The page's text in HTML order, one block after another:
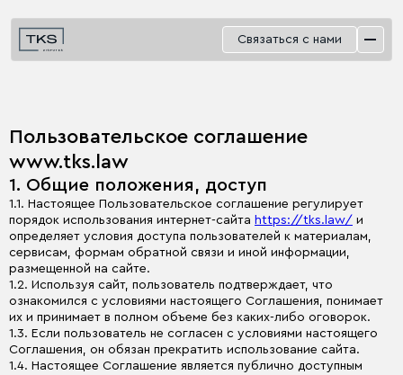
Связаться с нами
Пользовательское соглашение
www.tks.law
1. Общие положения, доступ
1.1. Настоящее Пользовательское соглашение регулирует
порядок использования интернет-сайта https://tks.law/ и
определяет условия доступа пользователей к материалам,
сервисам, формам обратной связи и иной информации,
размещенной на сайте.
1.2. Используя сайт, пользователь подтверждает, что
ознакомился с условиями настоящего Соглашения, понимает
их и принимает в полном объеме без каких-либо оговорок.
1.3. Если пользователь не согласен с условиями настоящего
Соглашения, он обязан прекратить использование сайта.
1.4. Настоящее Соглашение является публично доступным